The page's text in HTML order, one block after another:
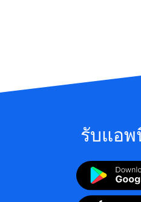
รับแอพ